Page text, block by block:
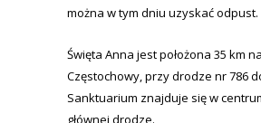
można w tym dniu uzyskać odpust.
Święta Anna jest położona 35 km
Częstochowy, przy drodze nr 786
Sanktuarium znajduje się w
głównej drodze.